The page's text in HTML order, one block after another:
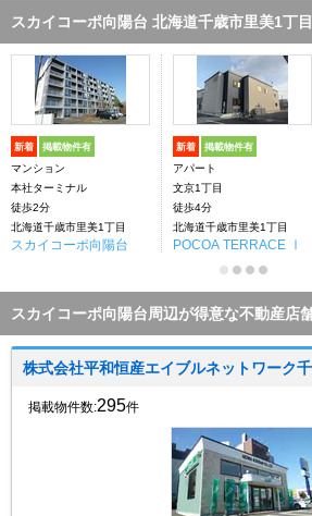
スカイコーポ向陽台 北海道千歳市里美1丁
新着 掲載物件有
マンション
本社ターミナル
徒歩2分
北海道千歳市里美1丁目
スカイコーポ向陽台
新着 掲載物件有
アパート
文京1丁目
徒歩4分
北海道千歳市里美1丁目
POCOA TERRACE Ⅰ
スカイコーポ向陽台周辺が得意な不動産店
株式会社平和恒産エイブルネットワーク
掲載物件数:295件